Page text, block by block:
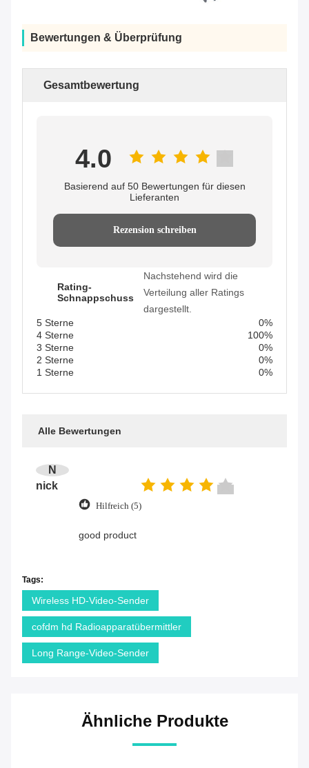
Bewertungen & Überprüfung
Gesamtbewertung
4.0
Basierend auf 50 Bewertungen für diesen
Lieferanten
Rezension schreiben
Rating-
Schnappschuss
Nachstehend wird die
Verteilung aller Ratings
dargestellt.
5 Sterne
0%
4 Sterne
100%
3 Sterne
0%
2 Sterne
0%
1 Sterne
0%
Alle Bewertungen
N
nick
Hilfreich (5)
good product
Tags:
Wireless HD-Video-Sender
cofdm hd Radioapparatübermittler
Long Range-Video-Sender
Ähnliche Produkte